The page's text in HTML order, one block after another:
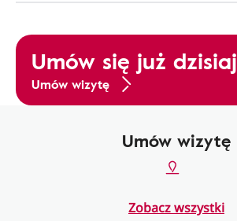
Umów się już dzisiaj
Umów wizytę
Umów wizytę
Zobacz wszystki